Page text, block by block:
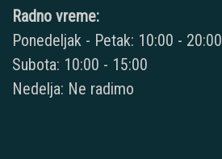
Radno vreme:
Ponedeljak - Petak: 10:00 - 20:00
Subota: 10:00 - 15:00
Nedelja: Ne radimo